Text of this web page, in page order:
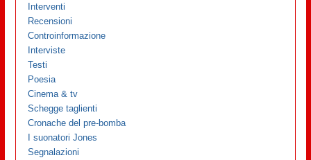
Interventi
Recensioni
Controinformazione
Interviste
Testi
Poesia
Cinema & tv
Schegge taglienti
Cronache del pre-bomba
I suonatori Jones
Segnalazioni